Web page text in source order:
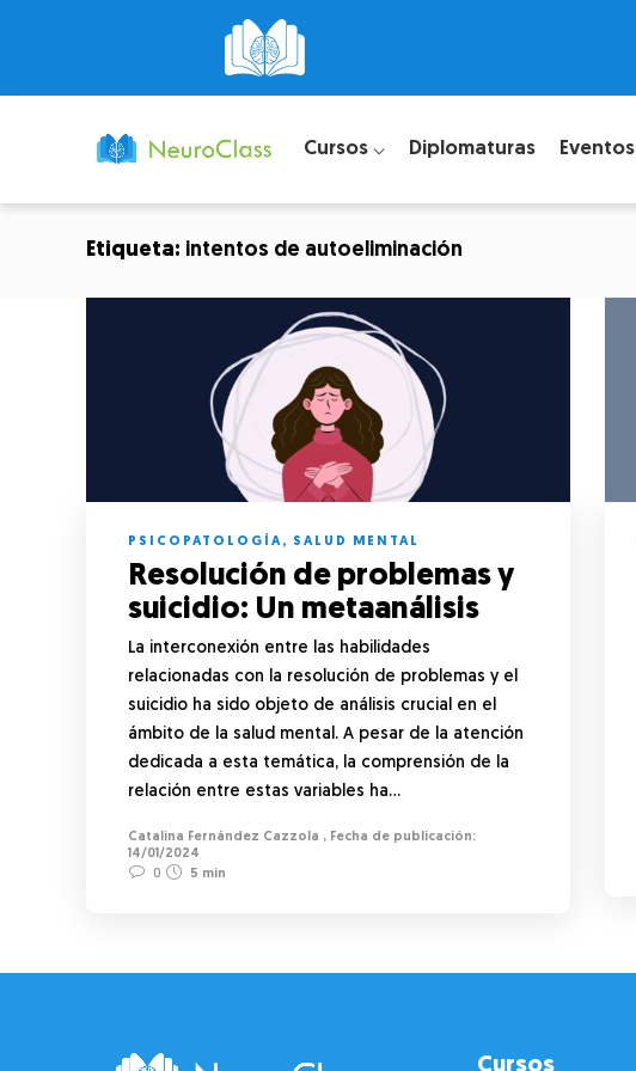
Cursos ⌵ Diplomaturas Eventos
Etiqueta: intentos de autoeliminación
PSICOPATOLOGÍA, SALUD MENTAL
Resolución de problemas y
suicidio: Un metaanálisis
La interconexión entre las habilidades
relacionadas con la resolución de problemas y el
suicidio ha sido objeto de análisis crucial en el
ámbito de la salud mental. A pesar de la atención
dedicada a esta temática, la comprensión de la
relación entre estas variables ha…
Catalina Fernández Cazzola ,
14/01/2024
0
5 min